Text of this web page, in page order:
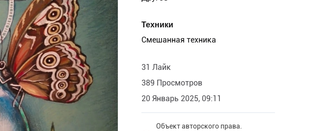
Техники
Смешанная техника
31 Лайк
389 Просмотров
20 Январь 2025, 09:11
Объект авторского права.